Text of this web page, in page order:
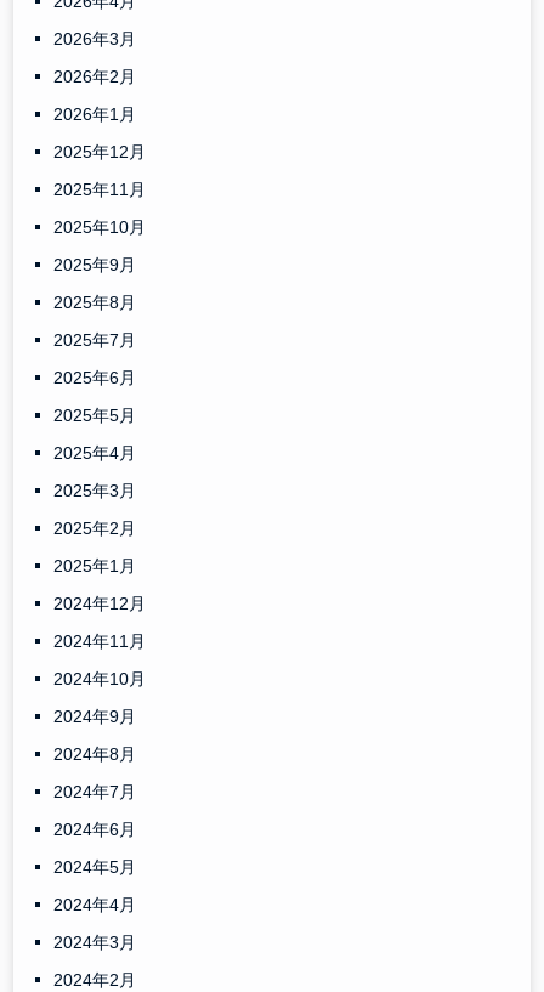
2026年3月
2026年2月
2026年1月
2025年12月
2025年11月
2025年10月
2025年9月
2025年8月
2025年7月
2025年6月
2025年5月
2025年4月
2025年3月
2025年2月
2025年1月
2024年12月
2024年11月
2024年10月
2024年9月
2024年8月
2024年7月
2024年6月
2024年5月
2024年4月
2024年3月
2024年2月